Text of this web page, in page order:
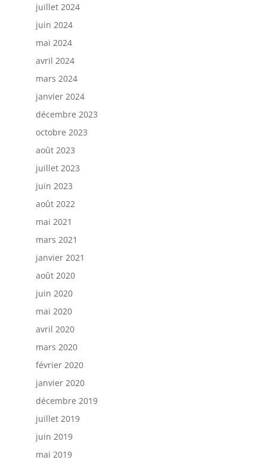
juillet 2024
juin 2024
mai 2024
avril 2024
mars 2024
janvier 2024
décembre 2023
octobre 2023
août 2023
juillet 2023
juin 2023
août 2022
mai 2021
mars 2021
janvier 2021
août 2020
juin 2020
mai 2020
avril 2020
mars 2020
février 2020
janvier 2020
décembre 2019
juillet 2019
juin 2019
mai 2019